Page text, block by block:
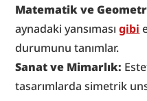
Matematik ve
aynadaki yansıması gibi
durumunu tanımlar.
Sanat ve Mimarlık:
tasarımlarda simetrik